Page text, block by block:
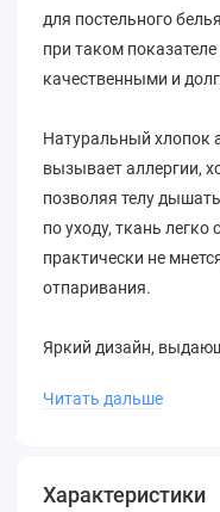
для постельного
при таком
качественными и
Натуральный хлопок
вызывает аллергии,
позволяя телу
по уходу, ткань легко
практически не
отпаривания.
Яркий дизайн,
отличает постельные
вызывающий
Читать дальше
Характеристики